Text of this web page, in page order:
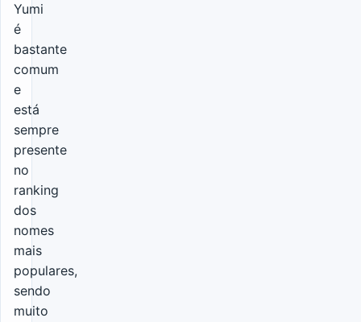
Yumi
é
bastante
comum
e
está
sempre
presente
no
ranking
dos
nomes
mais
populares,
sendo
muito